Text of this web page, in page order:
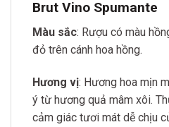
Brut Vino Spumante
Màu sắc: Rượu có màu
đỏ trên cánh hoa hồng.
Hương vị: Hương hoa mịn
ý từ hương quả mâm xôi.
cảm giác tươi mát dễ chịu